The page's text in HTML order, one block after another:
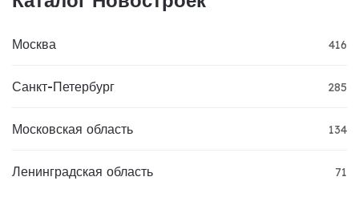
Москва 416
Санкт-Петербург 285
Московская область 134
Ленинградская область 71